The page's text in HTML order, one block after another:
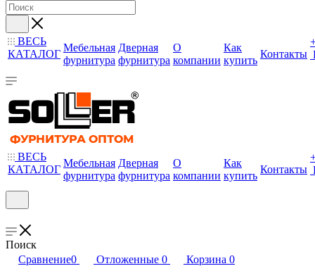
ВЕСЬ
КАТАЛОГ
Мебельная
фурнитура
Дверная
фурнитура
О
компании
Как
купить
Контакты
ВЕСЬ
КАТАЛОГ
Мебельная
фурнитура
Дверная
фурнитура
О
компании
Как
купить
Контакты
Поиск
Сравнение0 Отложенные 0 Корзина 0